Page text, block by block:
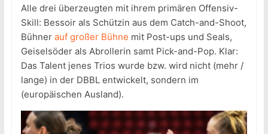
Alle drei überzeugten mit ihrem primären Offensiv-
Skill: Bessoir als Schützin aus dem Catch-and-Shoot,
Bühner auf großer Bühne mit Post-ups und Seals,
Geiselsöder als Abrollerin samt Pick-and-Pop. Klar:
Das Talent jenes Trios wurde bzw. wird nicht (mehr /
lange) in der DBBL entwickelt, sondern im
(europäischen Ausland).